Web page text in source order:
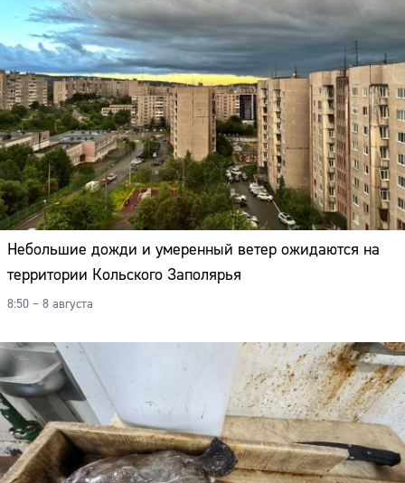
Небольшие дожди и умеренный ветер ожидаются на
территории Кольского Заполярья
8:50 – 8 августа